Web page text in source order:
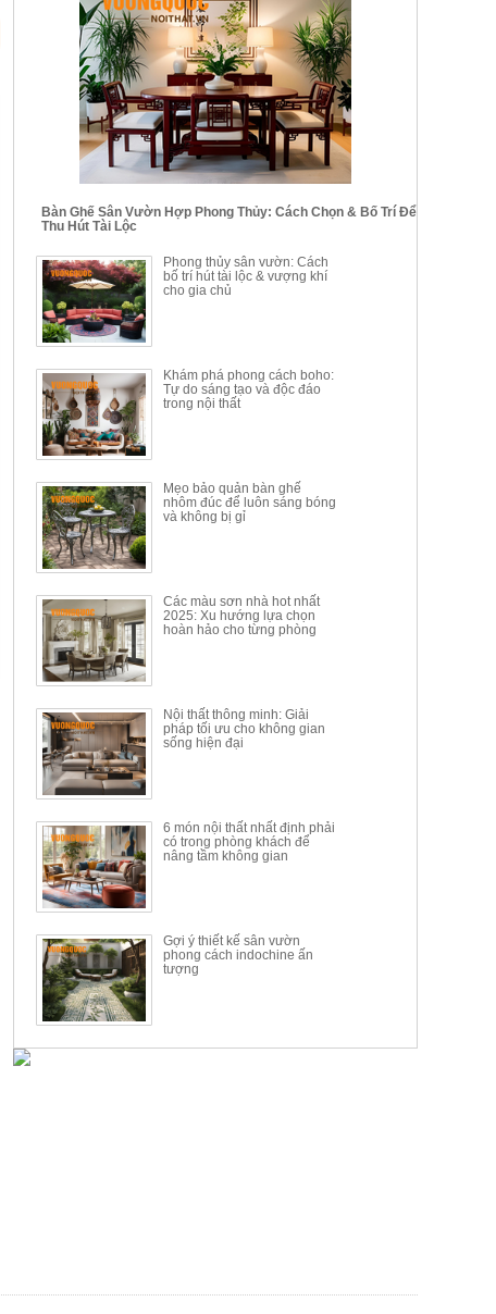
BỘ BÀN GHẾ CAFE NHẬP
KHẨU CAO CẤP HOY7006
Mã sp: BT135
14.178.750đ
24.700.000đ
BỘ BÀN TRÀ GỖ TỰ NHIÊN
PHONG CÁCH TRUNG HOA
KIỂU MỚI...
Mã sp: BT138.80
20.250.000đ
39.150.000đ
BỘ BÀN TRÀ GỖ PHONG
CÁCH MỚI KẾT HỢP KHAY
NHÚNG TRÀ YDX
Mã sp: BT150.46
17.617.500đ
34.100.000đ
BỘ BÀN GHẾ CAFE KIỂU
DÁNG ĐƠN GIẢN HIỆN ĐẠI
HOY8010
BÀN GHẾ TRANG ĐIỂM
THÔNG MINH HIỆN ĐẠI
TÍCH HỢP SẠC...
Mã sp: HH.BTD08
6.510.000đ
BỘ BÀN ĂN ĐẢO MẶT ĐÁ
PHIẾN AK3699
Bàn Ghế Sân Vườn Hợp Phong Thủy: Cách Chọn & Bố Trí Để
Thu Hút Tài Lộc
Phong thủy sân vườn: Cách
bố trí hút tài lộc & vượng khí
cho gia chủ
Khám phá phong cách boho:
Tự do sáng tạo và độc đáo
trong nội thất
Mẹo bảo quản bàn ghế
nhôm đúc để luôn sáng bóng
và không bị gỉ
Các màu sơn nhà hot nhất
2025: Xu hướng lựa chọn
hoàn hảo cho từng phòng
Nội thất thông minh: Giải
pháp tối ưu cho không gian
sống hiện đại
6 món nội thất nhất định phải
có trong phòng khách để
nâng tầm không gian
Gợi ý thiết kế sân vườn
phong cách indochine ấn
tượng